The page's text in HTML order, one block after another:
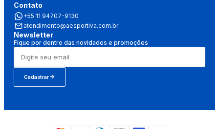
Contato
+55 11 94707-9130
atendimento@aesportiva.com.br
Newsletter
Fique por dentro das novidades e promoções
Cadastrar